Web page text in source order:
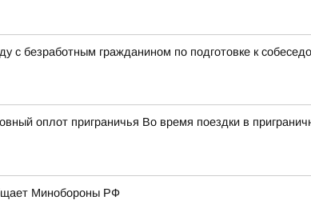
с безработным гражданином по подготовке к
оплот приграничья Во время поездки в
Минобороны РФ